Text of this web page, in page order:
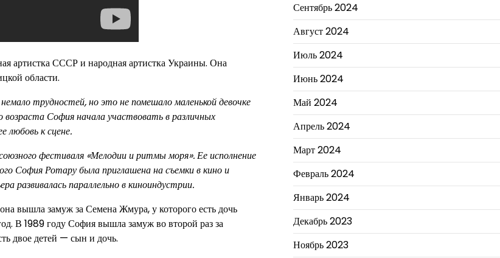
артистка СССР и народная артистка Украины. Она
области.
трудностей, но это не помешало маленькой девочке
София начала участвовать в различных
любовь к сцене.
фестиваля «Мелодии и ритмы моря». Ее исполнение
София Ротару была приглашена на съемки в кино и
развивалась параллельно в киноиндустрии.
вышла замуж за Семена Жмура, у которого есть дочь
В 1989 году София вышла замуж во второй раз за
двое детей — сын и дочь.
Сентябрь 2024
Август 2024
Июль 2024
Июнь 2024
Май 2024
Апрель 2024
Март 2024
Февраль 2024
Январь 2024
Декабрь 2023
Ноябрь 2023